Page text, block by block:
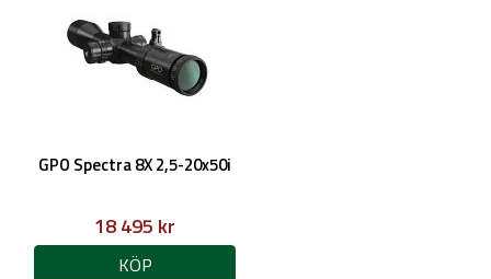
GPO Spectra 8X 2,5-20x50i
18 495 kr
KÖP